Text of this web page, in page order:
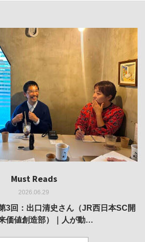
Must Reads
2026.06.29
3回：出口清史さん（JR西日本SC開
価値創造部）｜人が動…
Must Reads
2026.05.14
術家・梅津庸一は、「大阪のゆかり
なることができたのか…
Must Reads
2026.03.11
｜博覧会の残像
Must Reads
2026.02.25
池聡太朗 個展「余りの風景」
Must Reads
2025.10.01
証明としての線——「ライフライン」
展